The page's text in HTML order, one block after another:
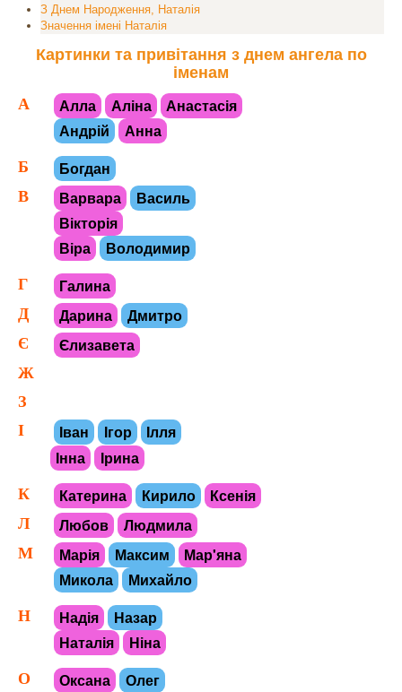
З Днем Народження, Наталія
Значення імені Наталія
Картинки та привітання з днем ангела по
іменам
А
Алла Аліна
Анастасія
Андрій
Анна
Б Богдан
В Варвара
Василь
Вікторія
Віра
Володимир
Г Галина
Д Дарина Дмитро
Є Єлизавета
Ж
З
І
Іван Ігор
Ілля
Інна
Ірина
К Катерина Кирило Ксенія
Л Любов Людмила
М Марія Максим
Мар'яна
Микола
Михайло
Н Надія
Назар
Наталія
Ніна
О Оксана
Олег